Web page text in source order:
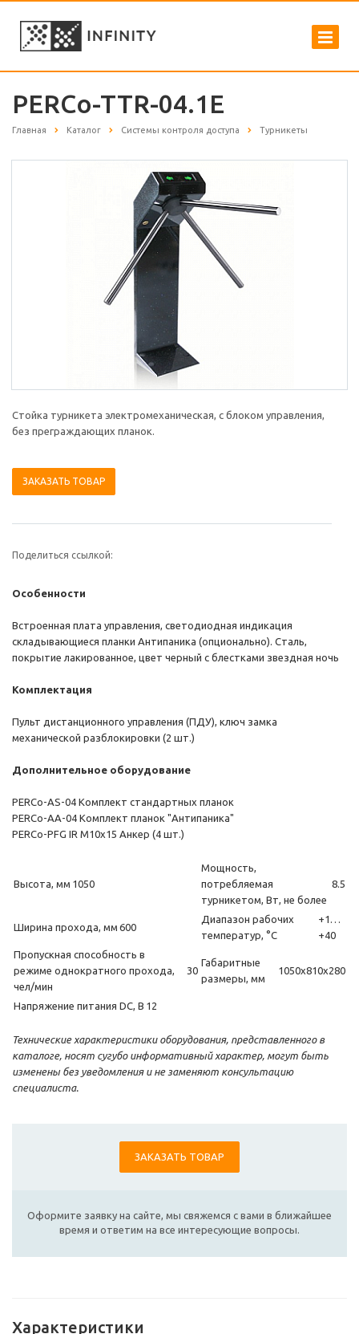
PERCo-TTR-04.1E
Главная Каталог Системы контроля доступа Турникеты
Стойка турникета электромеханическая, с блоком управления,
без преграждающих планок.
ЗАКАЗАТЬ ТОВАР
Поделиться ссылкой:
Особенности
Встроенная плата управления, светодиодная индикация
складывающиеся планки Антипаника (опционально). Сталь,
покрытие лакированное, цвет черный с блестками звездная ночь
Комплектация
Пульт дистанционного управления (ПДУ), ключ замка
механической разблокировки (2 шт.)
Дополнительное оборудование
PERCo-AS-04 Комплект стандартных планок
PERCo-AA-04 Комплект планок "Антипаника"
PERCo-PFG IR M10х15 Анкер (4 шт.)
Высота, мм 1050
Мощность,
потребляемая
турникетом, Вт, не более
8.5
Ширина прохода, мм 600
Диапазон рабочих
температур, °С
+1…
+40
Пропускная способность в
режиме однократного прохода,
чел/мин
30
Габаритные
размеры, мм
1050х810х280
Напряжение питания DC, В 12
Технические характеристики оборудования, представленного в
каталоге, носят сугубо информативный характер, могут быть
изменены без уведомления и не заменяют консультацию
специалиста.
ЗАКАЗАТЬ ТОВАР
Оформите заявку на сайте, мы свяжемся с вами в ближайшее
время и ответим на все интересующие вопросы.
Характеристики